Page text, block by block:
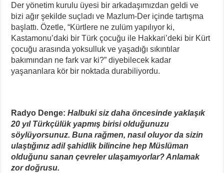
Der yönetim kurulu üyesi bir arkadaşımızdan geldi ve
bizi ağır şekilde suçladı ve Mazlum-Der içinde tartışma
başlattı. Özetle, “Kürtlere ne zulüm yapılıyor ki,
Kastamonu’daki bir Türk çocuğu ile Hakkari’deki bir Kürt
çocuğu arasında yoksulluk ve yaşadığı sıkıntılar
bakımından ne fark var ki?” diyebilecek kadar
yaşananlara kör bir noktada durabiliyordu.
Radyo Denge:Halbuki siz daha öncesinde yaklaşık
20 yıl Türkçülük yapmış birisi olduğunuzu
söylüyorsunuz. Buna rağmen, nasıl oluyor da sizin
ulaştığınız adil şahidlik bilincine hep Müslüman
olduğunu sanan çevreler ulaşamıyorlar? Anlamak
zor doğrusu.